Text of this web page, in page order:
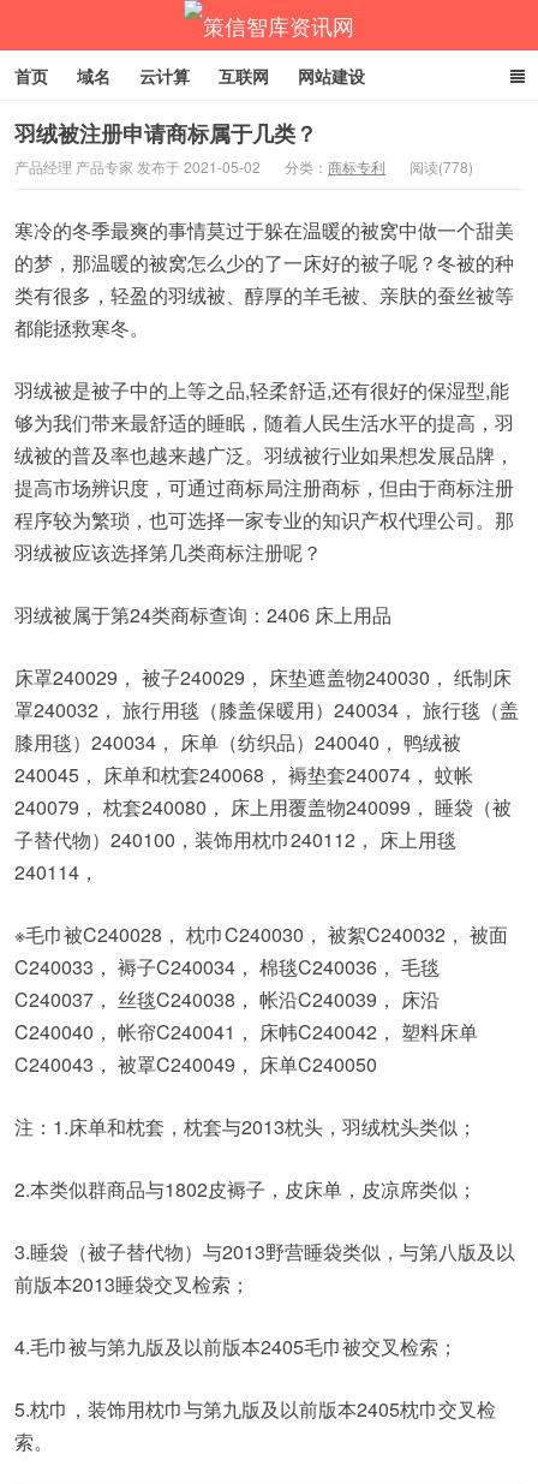
首页 域名 云计算 互联网 网站建设
企业网络营销 商标专利 返回主站
羽绒被注册申请商标属于几类？
产品经理 产品专家 发布于 2021-05-02 分类： 商标专利 阅读(778)
寒冷的冬季最爽的事情莫过于躲在温暖的被窝中做一个甜美
的梦，那温暖的被窝怎么少的了一床好的被子呢？冬被的种
类有很多，轻盈的羽绒被、醇厚的羊毛被、亲肤的蚕丝被等
都能拯救寒冬。
羽绒被是被子中的上等之品,轻柔舒适,还有很好的保湿型,能
够为我们带来最舒适的睡眠，随着人民生活水平的提高，羽
绒被的普及率也越来越广泛。羽绒被行业如果想发展品牌，
提高市场辨识度，可通过商标局注册商标，但由于商标注册
程序较为繁琐，也可选择一家专业的知识产权代理公司。那
羽绒被应该选择第几类商标注册呢？
羽绒被属于第24类商标查询：2406 床上用品
床罩240029， 被子240029， 床垫遮盖物240030， 纸制床
罩240032， 旅行用毯（膝盖保暖用）240034， 旅行毯（盖
膝用毯）240034， 床单（纺织品）240040， 鸭绒被
240045， 床单和枕套240068， 褥垫套240074， 蚊帐
240079， 枕套240080， 床上用覆盖物240099， 睡袋（被
子替代物）240100，装饰用枕巾240112， 床上用毯
240114，
※毛巾被C240028， 枕巾C240030， 被絮C240032， 被面
C240033， 褥子C240034， 棉毯C240036， 毛毯
C240037， 丝毯C240038， 帐沿C240039， 床沿
C240040， 帐帘C240041， 床帏C240042， 塑料床单
C240043， 被罩C240049， 床单C240050
注：1.床单和枕套，枕套与2013枕头，羽绒枕头类似；
2.本类似群商品与1802皮褥子，皮床单，皮凉席类似；
3.睡袋（被子替代物）与2013野营睡袋类似，与第八版及以
前版本2013睡袋交叉检索；
4.毛巾被与第九版及以前版本2405毛巾被交叉检索；
5.枕巾，装饰用枕巾与第九版及以前版本2405枕巾交叉检
索。